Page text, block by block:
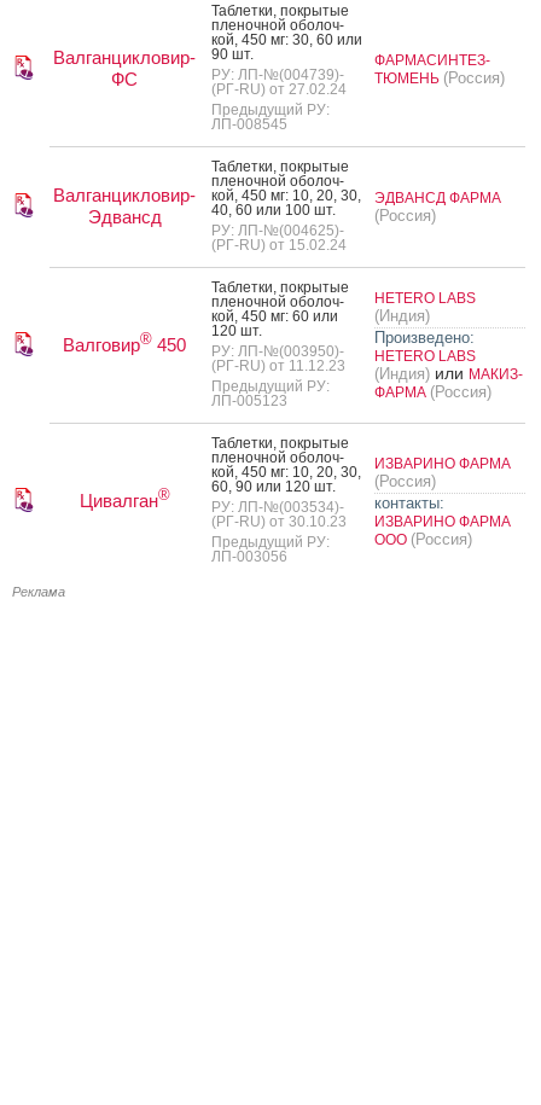
Валганцикловир-
ФС
Таб­летки, пок­ры­тые
пле­ноч­ной обо­лоч­
кой, 450 мг: 30, 60 или
90 шт.
РУ: ЛП-№(004739)-
(РГ-RU) от 27.02.24
Предыдущий РУ:
ЛП-008545
ФАРМАСИНТЕЗ-
ТЮМЕНЬ (Россия)
Валганцикловир-
Эдвансд
Таб­летки, пок­ры­тые
пле­ноч­ной обо­лоч­
кой, 450 мг: 10, 20, 30,
40, 60 или 100 шт.
РУ: ЛП-№(004625)-
(РГ-RU) от 15.02.24
ЭДВАНСД ФАРМА
(Россия)
Валговир® 450
Таб­летки, пок­ры­тые
пле­ноч­ной обо­лоч­
кой, 450 мг: 60 или
120 шт.
РУ: ЛП-№(003950)-
(РГ-RU) от 11.12.23
Предыдущий РУ:
ЛП-005123
HETERO LABS
(Индия)
Произведено:
HETERO LABS
(Индия) или МАКИЗ-
ФАРМА (Россия)
Цивалган®
Таб­летки, пок­ры­тые
пле­ноч­ной обо­лоч­
кой, 450 мг: 10, 20, 30,
60, 90 или 120 шт.
РУ: ЛП-№(003534)-
(РГ-RU) от 30.10.23
Предыдущий РУ:
ЛП-003056
ИЗВАРИНО ФАРМА
(Россия)
контакты:
ИЗВАРИНО ФАРМА
ООО (Россия)
Реклама